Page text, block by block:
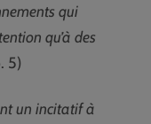
qui
qu’à des
5)
un incitatif à